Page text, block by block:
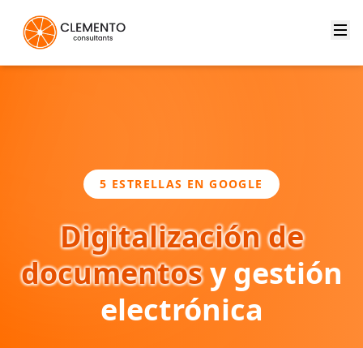
5 ESTRELLAS EN GOOGLE
Digitalización de
documentosy gestión
electrónica